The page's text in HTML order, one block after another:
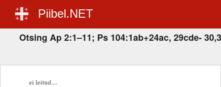
Piibel.NET
Otsing Ap 2:1–11; Ps 104:1ab+24ac, 29cde-
ei leitud....